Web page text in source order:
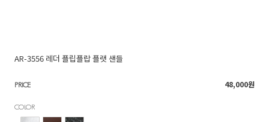
AR-3556 레더 플립플랍 플랫 샌들
PRICE 48,000원
COLOR